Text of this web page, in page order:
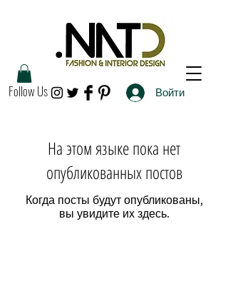
Follow Us Войти
На этом языке пока нет
опубликованных постов
Когда посты будут опубликованы,
вы увидите их здесь.